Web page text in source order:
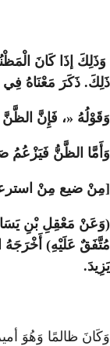
وَذَلِكَ إذَا كَانَ
ذَلِكَ. ذَكَرَ مَعْنَاهُ
وَقَوْلُهُ «، فَإِنَّ الظَّنَّ
وَأَمَّا الظَّنُّ فَيَزْعُمُ
[مِنْ ضيع مِنْ
(وَعَنْ مَعْقِلِ بْنِ
مُتَّفَقٌ عَلَيْهِ) أَخْرَجَهُ
يَزِيدَ.
وَكَانَ ظالمًا وَهُوَ